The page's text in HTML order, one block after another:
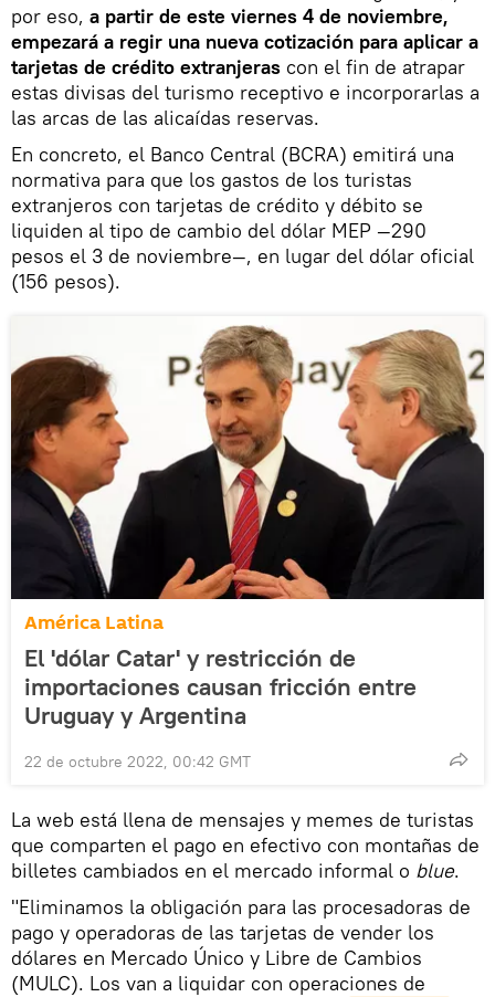
por eso, a partir de este viernes 4 de noviembre,
empezará a regir una nueva cotización para aplicar a
tarjetas de crédito extranjeras con el fin de atrapar
estas divisas del turismo receptivo e incorporarlas a
las arcas de las alicaídas reservas.
En concreto, el Banco Central (BCRA) emitirá una
normativa para que los gastos de los turistas
extranjeros con tarjetas de crédito y débito se
liquiden al tipo de cambio del dólar MEP —290
pesos el 3 de noviembre—, en lugar del dólar oficial
(156 pesos).
América Latina
El 'dólar Catar' y restricción de
importaciones causan fricción entre
Uruguay y Argentina
22 de octubre 2022, 00:42 GMT
La web está llena de mensajes y memes de turistas
que comparten el pago en efectivo con montañas de
billetes cambiados en el mercado informal o blue.
"Eliminamos la obligación para las procesadoras de
pago y operadoras de las tarjetas de vender los
dólares en Mercado Único y Libre de Cambios
(MULC). Los van a liquidar con operaciones de